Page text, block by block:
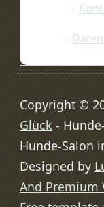
Copyright ©
Glück -
Hunde-Salon
Designed by
And Premium